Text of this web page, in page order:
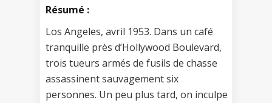
Résumé :
Los Angeles, avril 1953. Dans un café
tranquille près d’Hollywood Boulevard,
trois tueurs armés de fusils de chasse
assassinent sauvagement six
personnes. Un peu plus tard, on inculpe